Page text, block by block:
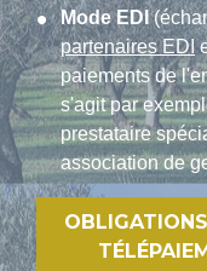
Mode EDI
partenaires EDI
paiements de
s'agit par
prestataire
association de